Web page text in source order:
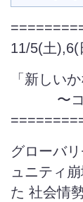
11/5(土
「新しい
〜コミ
グローバ
ュニティ
た 社会情